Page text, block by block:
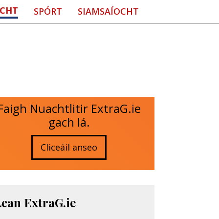
SPÓRT SIAMSAÍOCHT
Nuachtlitir ExtraG.ie
gach lá.
Cliceáil anseo
ExtraG.ie